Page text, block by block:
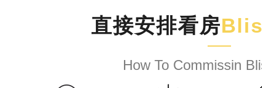
直接安排看房
How To Commissin